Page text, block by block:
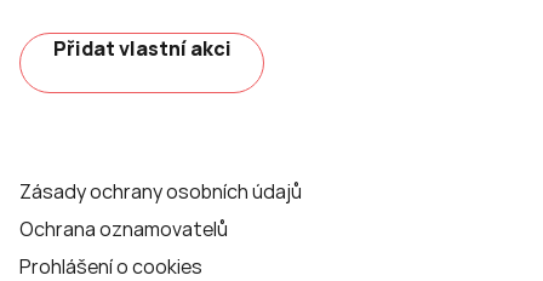
Přidat vlastní akci
Zásady ochrany osobních údajů
Ochrana oznamovatelů
Prohlášení o cookies